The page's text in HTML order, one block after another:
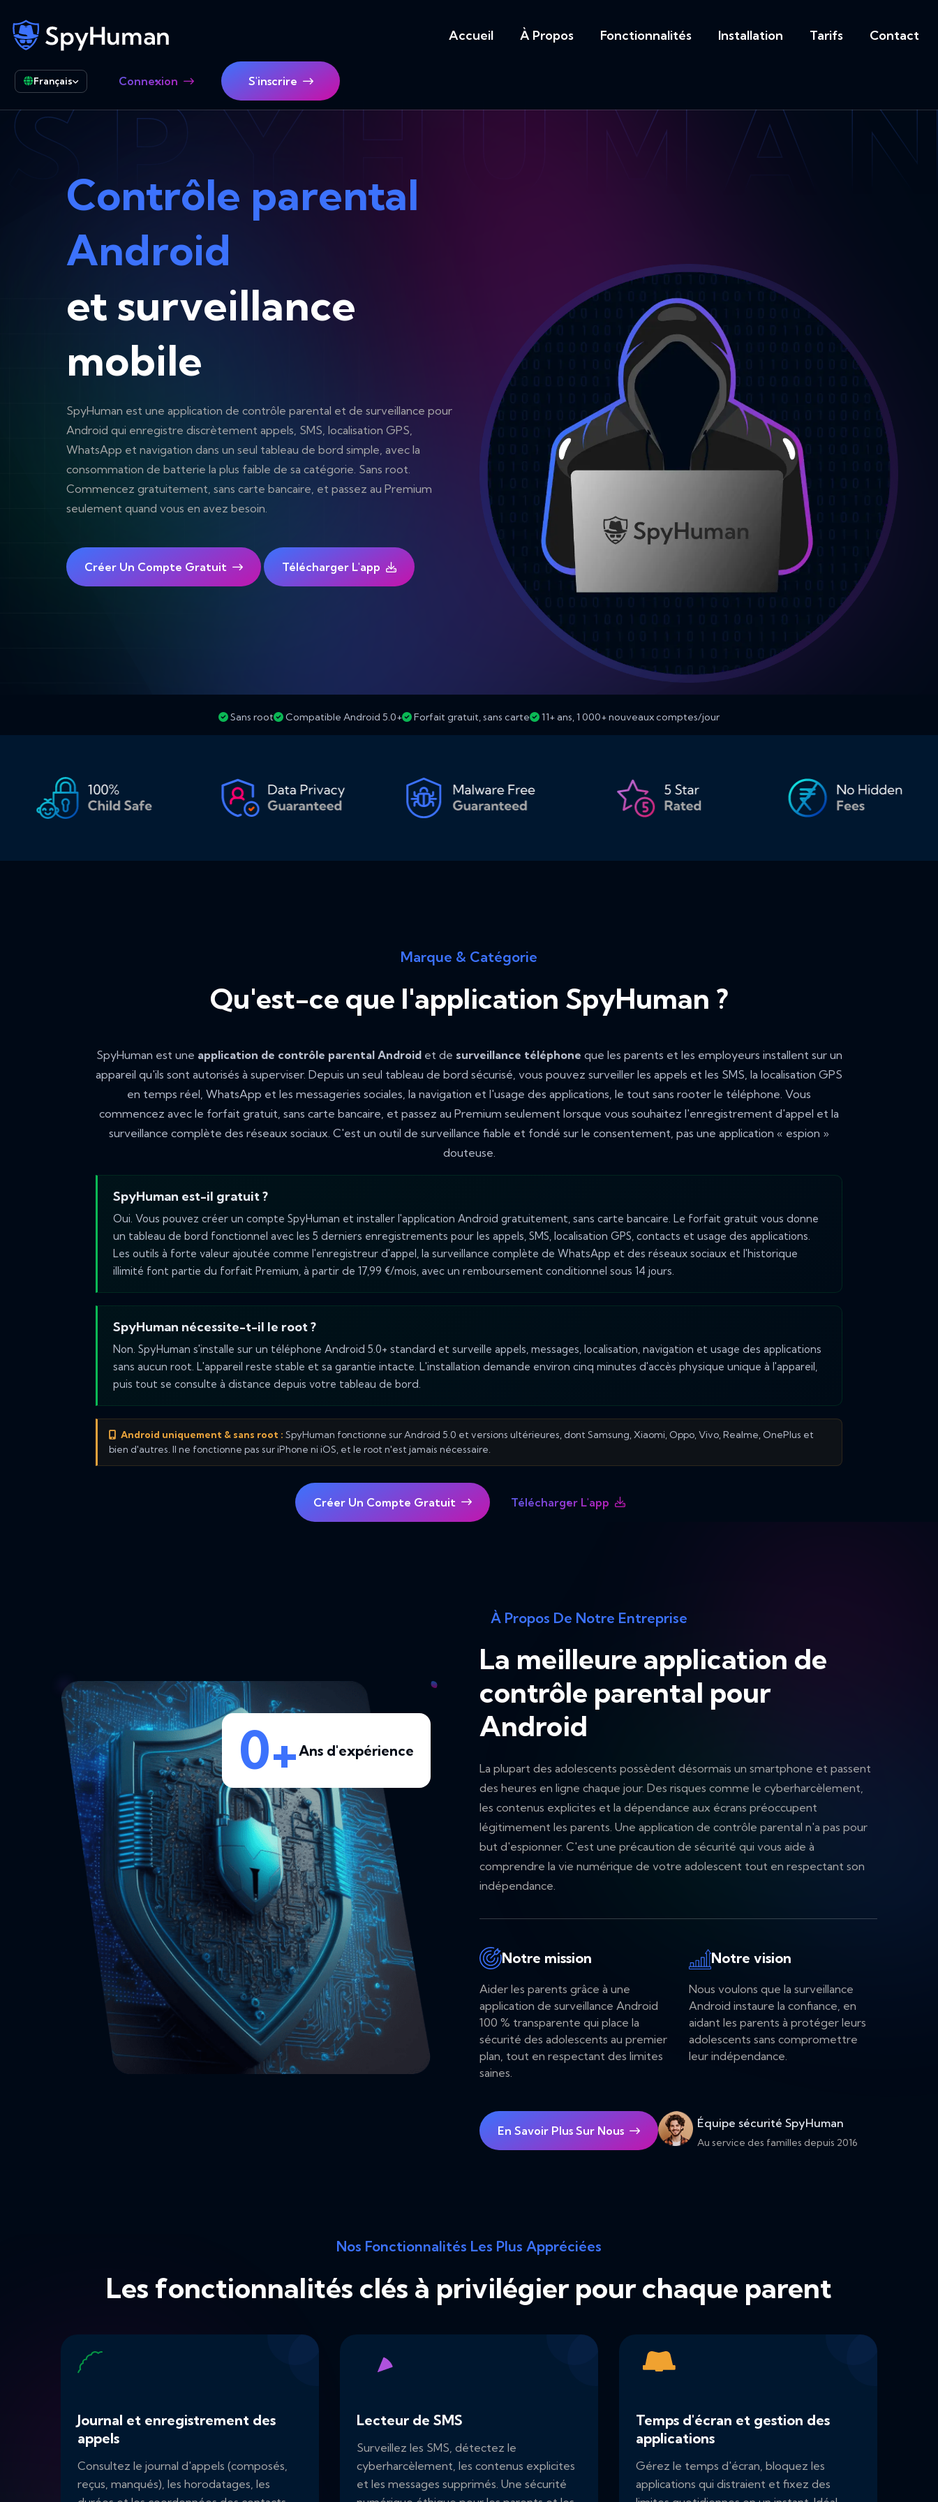
Accueil À Propos Fonctionnalités Installation Tarifs Contact
Français Connexion S'inscrire
Contrôle parental
Android
et surveillance
mobile
SpyHuman est une application de contrôle parental et de surveillance pour
Android qui enregistre discrètement appels, SMS, localisation GPS,
WhatsApp et navigation dans un seul tableau de bord simple, avec la
consommation de batterie la plus faible de sa catégorie. Sans root.
Commencez gratuitement, sans carte bancaire, et passez au Premium
seulement quand vous en avez besoin.
Créer Un Compte Gratuit Télécharger L'app
Sans root Compatible Android 5.0+ Forfait gratuit, sans carte 11+ ans, 1 000+ nouveaux comptes/jour
Marque & Catégorie
Qu'est-ce que l'application SpyHuman ?
SpyHuman est une application de contrôle parental Androidet de surveillance téléphone que les parents et les employeurs installent sur un
appareil qu'ils sont autorisés à superviser. Depuis un seul tableau de bord sécurisé, vous pouvez surveiller les appels et les SMS, la localisation GPS
en temps réel, WhatsApp et les messageries sociales, la navigation et l'usage des applications, le tout sans rooter le téléphone. Vous
commencez avec le forfait gratuit, sans carte bancaire, et passez au Premium seulement lorsque vous souhaitez l'enregistrement d'appel et la
surveillance complète des réseaux sociaux. C'est un outil de surveillance fiable et fondé sur le consentement, pas une application « espion »
douteuse.
SpyHuman est-il gratuit ?
Oui. Vous pouvez créer un compte SpyHuman et installer l'application Android gratuitement, sans carte bancaire. Le forfait gratuit vous donne
un tableau de bord fonctionnel avec les 5 derniers enregistrements pour les appels, SMS, localisation GPS, contacts et usage des applications.
Les outils à forte valeur ajoutée comme l'enregistreur d'appel, la surveillance complète de WhatsApp et des réseaux sociaux et l'historique
illimité font partie du forfait Premium, à partir de 17,99 €/mois, avec un remboursement conditionnel sous 14 jours.
SpyHuman nécessite-t-il le root ?
Non. SpyHuman s'installe sur un téléphone Android 5.0+ standard et surveille appels, messages, localisation, navigation et usage des applications
sans aucun root. L'appareil reste stable et sa garantie intacte. L'installation demande environ cinq minutes d'accès physique unique à l'appareil,
puis tout se consulte à distance depuis votre tableau de bord.
Android uniquement & sans root : SpyHuman fonctionne sur Android 5.0 et versions ultérieures, dont Samsung, Xiaomi, Oppo, Vivo, Realme, OnePlus et
bien d'autres. Il ne fonctionne pas sur iPhone ni iOS, et le root n'est jamais nécessaire.
Créer Un Compte Gratuit Télécharger L'app
11+Ans d'expérience
À Propos De Notre Entreprise
La meilleure application de
contrôle parental pour
Android
La plupart des adolescents possèdent désormais un smartphone et passent
des heures en ligne chaque jour. Des risques comme le cyberharcèlement,
les contenus explicites et la dépendance aux écrans préoccupent
légitimement les parents. Une application de contrôle parental n'a pas pour
but d'espionner. C'est une précaution de sécurité qui vous aide à
comprendre la vie numérique de votre adolescent tout en respectant son
indépendance.
Notre mission
Aider les parents grâce à une
application de surveillance Android
100 % transparente qui place la
sécurité des adolescents au premier
plan, tout en respectant des limites
saines.
Notre vision
Nous voulons que la surveillance
Android instaure la confiance, en
aidant les parents à protéger leurs
adolescents sans compromettre
leur indépendance.
En Savoir Plus Sur Nous
Équipe sécurité SpyHuman
Au service des familles depuis 2016
Nos Fonctionnalités Les Plus Appréciées
Les fonctionnalités clés à privilégier pour chaque parent
Journal et enregistrement des
appels
Consultez le journal d'appels (composés,
reçus, manqués), les horodatages, les
Lecteur de SMS
Surveillez les SMS, détectez le
cyberharcèlement, les contenus explicites
et les messages supprimés. Une sécurité
Temps d'écran et gestion des
applications
Gérez le temps d'écran, bloquez les
applications qui distraient et fixez des